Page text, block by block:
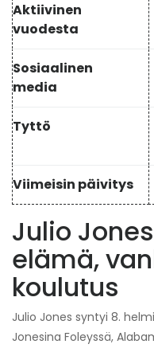
Aktiivinen
vuodesta
Sosiaalinen
media
Tyttö
Viimeisin päivitys
Julio
elämä,
koulutus
Julio Jones syntyi 8.
Jonesina Foleyssä,